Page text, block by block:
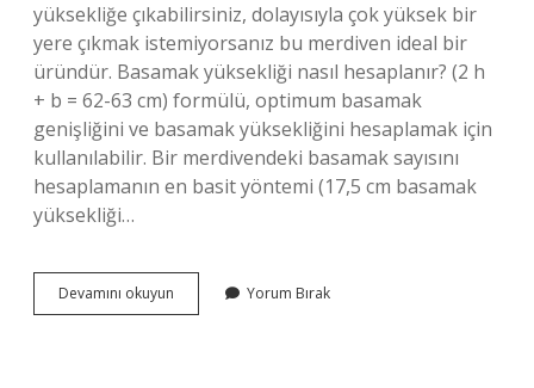
yüksekliğe çıkabilirsiniz, dolayısıyla çok yüksek bir
yere çıkmak istemiyorsanız bu merdiven ideal bir
üründür. Basamak yüksekliği nasıl hesaplanır? (2 h
+ b = 62-63 cm) formülü, optimum basamak
genişliğini ve basamak yüksekliğini hesaplamak için
kullanılabilir. Bir merdivendeki basamak sayısını
hesaplamanın en basit yöntemi (17,5 cm basamak
yüksekliği…
Devamını okuyun
Metre
Yorum Bırak